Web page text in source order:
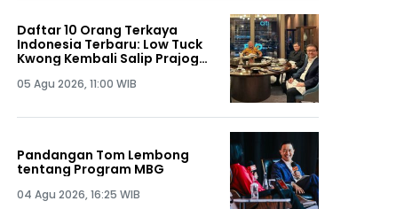
Daftar 10 Orang Terkaya
Indonesia Terbaru: Low Tuck
Kwong Kembali Salip Prajogo
05 Agu 2026, 11:00 WIB
Pandangan Tom Lembong
tentang Program MBG
04 Agu 2026, 16:25 WIB